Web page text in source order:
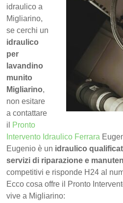
idraulico a
Migliarino,
se cerchi un
idraulico
per
lavandino
munito
Migliarino,
non esitare
a contattare
il Pronto
Intervento Idraulico Ferrara
Eugenio è un idraulico
servizi di riparazione e
competitivi e risponde H24 al
Ecco cosa offre il Pronto
vive a Migliarino: